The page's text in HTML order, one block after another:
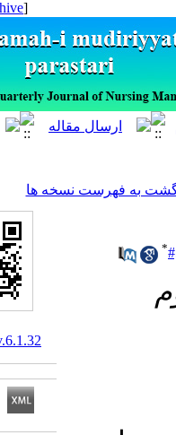
[ English ]
ها
10.29252/ijnv.6.1.32